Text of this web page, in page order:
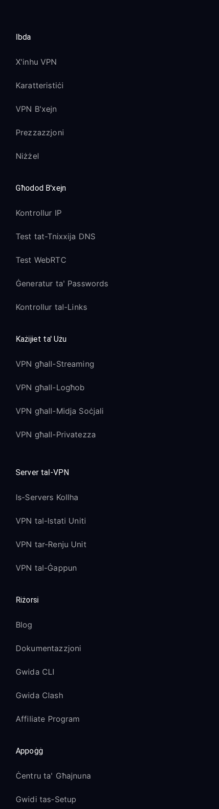
Ibda
X'inhu VPN
Karatteristiċi
VPN B'xejn
Prezzazzjoni
Niżżel
Għodod B'xejn
Kontrollur IP
Test tat-Tnixxija DNS
Test WebRTC
Ġeneratur ta' Passwords
Kontrollur tal-Links
Każijiet ta' Użu
VPN għall-Streaming
VPN għall-Logħob
VPN għall-Midja Soċjali
VPN għall-Privatezza
Server tal-VPN
Is-Servers Kollha
VPN tal-Istati Uniti
VPN tar-Renju Unit
VPN tal-Ġappun
Riżorsi
Blog
Dokumentazzjoni
Gwida CLI
Gwida Clash
Affiliate Program
Appoġġ
Ċentru ta' Għajnuna
Gwidi tas-Setup